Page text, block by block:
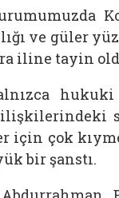
ve güler
iline tayin
için çok
bir şanstı.